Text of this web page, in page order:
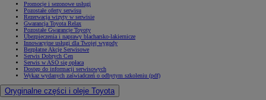
Promocje i sezonowe usługi
Pozostałe oferty serwisu
Rezerwacja wizyty w serwisie
Gwarancja Toyota Relax
Pozostałe Gwarancje Toyoty
Ubezpieczenia i naprawy blacharsko-lakiernicze
Innowacyjne usługi dla Twojej wygody
Bezpłatne Akcje Serwisowe
Serwis Dobrych Cen
Serwis w ASO się opłaca
Dostęp do informacji serwisowych
Wykaz wydanych zaświadczeń o odbytym szkoleniu (pdf)
Oryginalne części i oleje Toyota